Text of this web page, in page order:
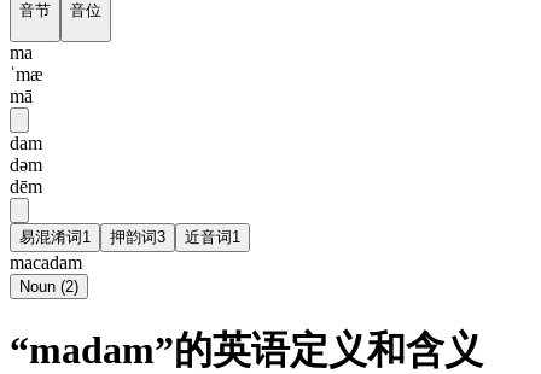
音节 音位
ma
ˈmæ
mā
dam
dəm
dēm
易混淆词1 押韵词3 近音词1
macadam
Noun (2)
“madam”的英语定义和含义